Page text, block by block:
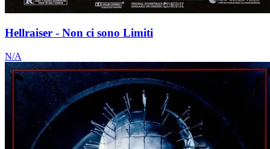
Hellraiser - Non ci sono Limiti
N/A